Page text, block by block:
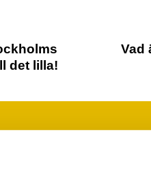
det lilla!
Vad